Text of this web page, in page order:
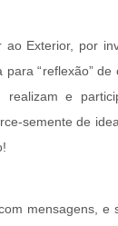
Exterior, por
“reflexão” de
e
semente de
mensagens, e